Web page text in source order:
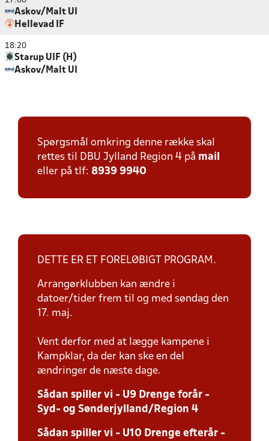
Askov/Malt UI
Hellevad IF
18:20
Starup UIF (H)
Askov/Malt UI
Spørgsmål omkring denne række skal
rettes til DBU Jylland Region 4 på mail
eller på tlf: 8939 9940
DETTE ER ET FORELØBIGT PROGRAM.
Arrangørklubben kan ændre i
datoer/tider frem til og med søndag den
17. maj.
Vent derfor med at lægge kampene i
Kampklar, da der kan ske en del
ændringer de næste dage.
Sådan spiller vi - U9 Drenge forår -
Syd- og Sønderjylland/Region 4
Sådan spiller vi - U10 Drenge efterår -